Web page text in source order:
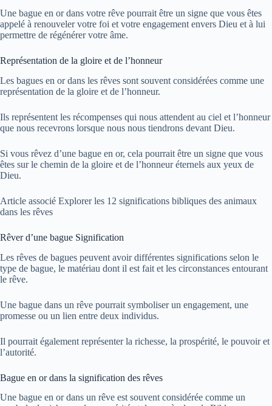
Une bague en or dans votre rêve pourrait être un signe que vous êtes
appelé à renouveler votre foi et votre engagement envers Dieu et à lui
permettre de régénérer votre âme.
Représentation de la gloire et de l’honneur
Les bagues en or dans les rêves sont souvent considérées comme une
représentation de la gloire et de l’honneur.
Ils représentent les récompenses qui nous attendent au ciel et l’honneur
que nous recevrons lorsque nous nous tiendrons devant Dieu.
Si vous rêvez d’une bague en or, cela pourrait être un signe que vous
êtes sur le chemin de la gloire et de l’honneur éternels aux yeux de
Dieu.
Article associé Explorer les 12 significations bibliques des animaux
dans les rêves
Rêver d’une bague Signification
Les rêves de bagues peuvent avoir différentes significations selon le
type de bague, le matériau dont il est fait et les circonstances entourant
le rêve.
Une bague dans un rêve pourrait symboliser un engagement, une
promesse ou un lien entre deux individus.
Il pourrait également représenter la richesse, la prospérité, le pouvoir et
l’autorité.
Bague en or dans la signification des rêves
Une bague en or dans un rêve est souvent considérée comme un